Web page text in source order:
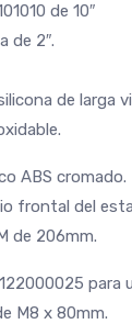
de 10″
de 2″.
de larga
ABS cromado.
frontal del
de 206mm.
para
M8 x 80mm.